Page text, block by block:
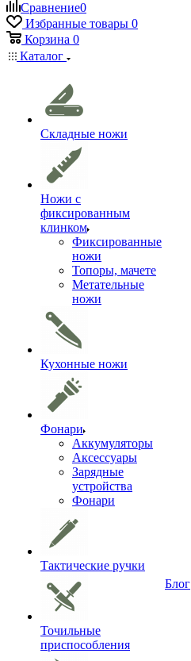
Сравнение0
Избранные товары 0
Корзина 0
Каталог
Складные ножи
Ножи с
фиксированным
клинком
Фиксированные
ножи
Топоры, мачете
Метательные
ножи
Кухонные ножи
Фонари
Аккумуляторы
Аксессуары
Зарядные
устройства
Фонари
Тактические ручки
Точильные
приспособления
Блог